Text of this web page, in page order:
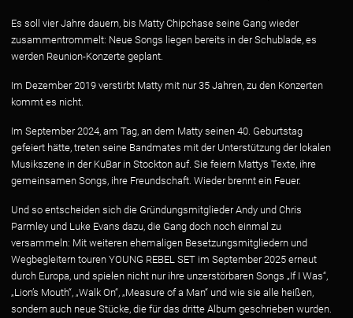
Es soll vier Jahre dauern, bis Matty Chipchase seine Gang wieder
zusammentrommelt: Neue Songs liegen bereits in der Schublade, es
werden Reunion-Konzerte geplant.
Im Dezember 2019 verstirbt Matty mit nur 35 Jahren, zu den Konzerten
kommt es nicht.
Im September 2024, am Tag, an dem Matty seinen 40. Geburtstag
gefeiert hätte, treten seine Bandmates mit der Unterstützung der lokalen
Musikszene in der KuBar in Stockton auf. Sie feiern Mattys Texte, ihre
gemeinsamen Songs, ihre Freundschaft. Wieder brennt ein Feuer.
Und so entscheiden sich die Gründungsmitglieder Andy und Chris
Parmley und Luke Evans dazu, die Gang doch noch einmal zu
versammeln: Mit weiteren ehemaligen Besetzungsmitgliedern und
Wegbegleitern touren YOUNG REBEL SET im September 2025 erneut
durch Europa, und spielen nicht nur ihre unzerstörbaren Songs „If I Was“,
„Lion’s Mouth“, „Walk On“, „Measure of a Man“ und wie sie alle heißen,
sondern auch neue Stücke, die für das dritte Album geschrieben wurden.